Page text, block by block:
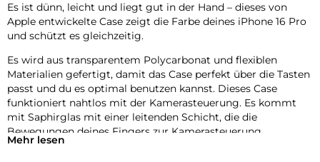
Es ist dünn, leicht und liegt gut in der Hand – dieses von
Apple entwickelte Case zeigt die Farbe deines iPhone 16 Pro
und schützt es gleichzeitig.
Es wird aus transparentem Polycarbonat und flexiblen
Materialien gefertigt, damit das Case perfekt über die Tasten
passt und du es optimal benutzen kannst. Dieses Case
funktioniert nahtlos mit der Kamerasteuerung. Es kommt
mit Saphirglas mit einer leitenden Schicht, die die
Bewegungen deines Fingers zur Kamerasteuerung
überträgt.
Mehr lesen